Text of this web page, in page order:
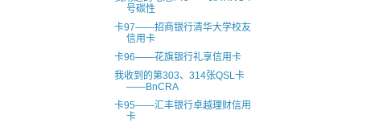
号碳性
卡97——招商银行清华大学校友
信用卡
卡96——花旗银行礼享信用卡
我收到的第303、314张QSL卡
——BnCRA
卡95——汇丰银行卓越理财信用
卡